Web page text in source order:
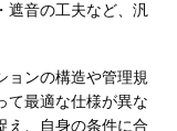
遮音の工夫など、汎
ョンの構造や管理規
て最適な仕様が異な
え、自身の条件に合